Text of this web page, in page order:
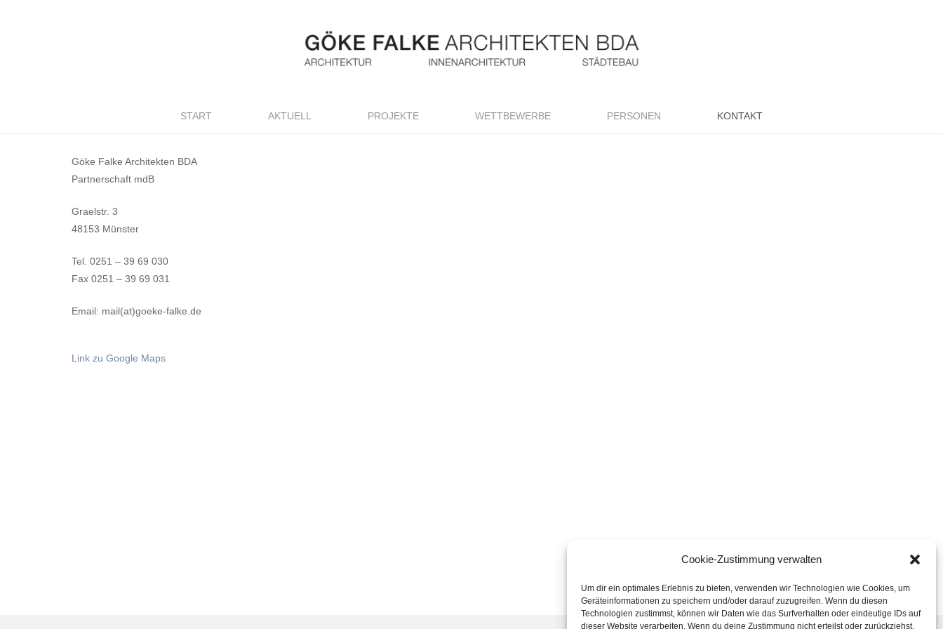
Cookie-Zustimmung verwalten
Um dir ein optimales Erlebnis zu bieten, verwenden wir Technologien wie Cookies, um
Geräteinformationen zu speichern und/oder darauf zuzugreifen. Wenn du diesen
Technologien zustimmst, können wir Daten wie das Surfverhalten oder eindeutige IDs auf
dieser Website verarbeiten. Wenn du deine Zustimmung nicht erteilst oder zurückziehst,
START AKTUELL PROJEKTE WETTBEWERBE PERSONEN KONTAKT
Göke Falke Architekten BDA
Partnerschaft mdB
Graelstr. 3
48153 Münster
Tel. 0251 – 39 69 030
Fax 0251 – 39 69 031
Email: mail(at)goeke-falke.de
Link zu Google Maps